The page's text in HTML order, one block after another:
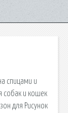
спицами и
собак и кошек
для Рисунок